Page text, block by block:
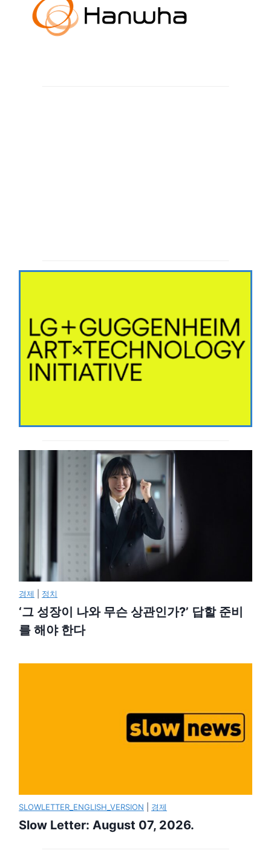
경제 정치
‘그 성장이 나와 무슨 상관인가?’ 답할 준비
를 해야 한다
SLOWLETTER_ENGLISH_VERSION 경제
Slow Letter: August 07, 2026.